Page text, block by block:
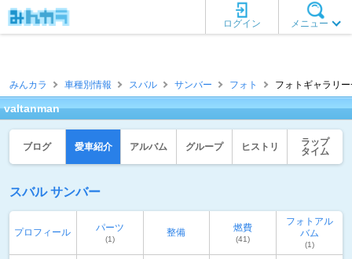
メニュー
ログイン
みんカラ 車種別情報 スバル サンバー フォト フォトギャラリ
valtanman
ブログ 愛車紹介 アルバム グループ ヒストリ
ラップ
タイム
スバル サンバー
プロフィール パーツ
(1)
整備 燃費
(41)
フォトアル
バム
(1)